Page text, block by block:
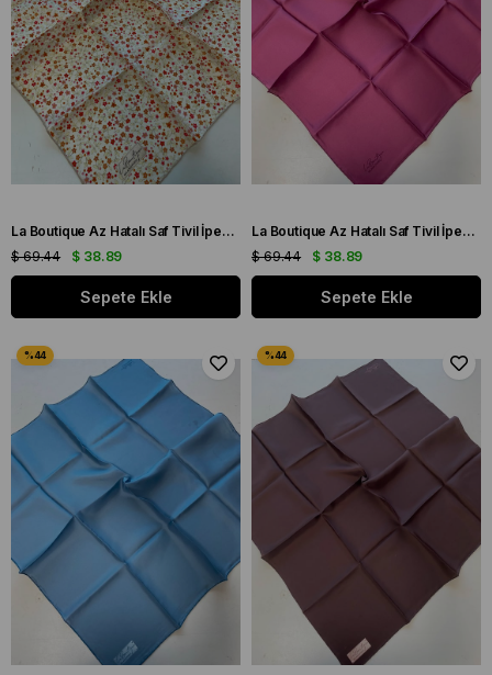
La Boutique Az Hatalı Saf Tivil İpek Eşarp Ekru Çiçek Desen
$ 38.89
$ 69.44
Sepete Ekle
La Boutique Az Hatalı Saf Tivil İpek Eşarp Koyu Erguvan Düz Renk
$ 38.89
$ 69.44
Sepete Ekle